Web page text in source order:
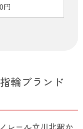
円
輪ブランド
レール立川北駅か